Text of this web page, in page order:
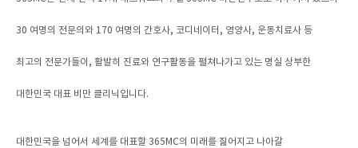
30 여명의 전문의와 170 여명의 간호사, 코디네이터, 영양사, 운동치료사 등
최고의 전문가들이, 활발히 진료와 연구활동을 펼쳐나가고 있는 명실 상부한
대한민국 대표 비만 클리닉입니다.
대한민국을 넘어서 세계를 대표할 365MC의 미래를 짊어지고 나아갈